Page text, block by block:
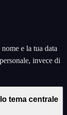
e la tua data
invece di
tema centrale